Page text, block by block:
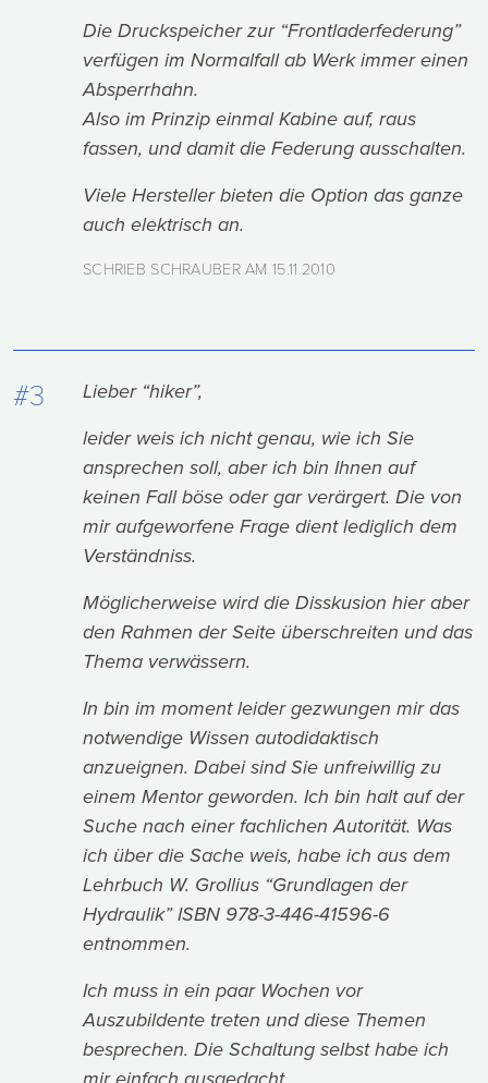
Die Druckspeicher zur “Frontladerfederung”
verfügen im Normalfall ab Werk immer einen
Absperrhahn.
Also im Prinzip einmal Kabine auf, raus
fassen, und damit die Federung ausschalten.
Viele Hersteller bieten die Option das ganze
auch elektrisch an.
SCHRIEB SCHRAUBER AM15.11.2010
#3
Lieber “hiker”,
leider weis ich nicht genau, wie ich Sie
ansprechen soll, aber ich bin Ihnen auf
keinen Fall böse oder gar verärgert. Die von
mir aufgeworfene Frage dient lediglich dem
Verständniss.
Möglicherweise wird die Disskusion hier aber
den Rahmen der Seite überschreiten und das
Thema verwässern.
In bin im moment leider gezwungen mir das
notwendige Wissen autodidaktisch
anzueignen. Dabei sind Sie unfreiwillig zu
einem Mentor geworden. Ich bin halt auf der
Suche nach einer fachlichen Autorität. Was
ich über die Sache weis, habe ich aus dem
Lehrbuch W. Grollius “Grundlagen der
Hydraulik” ISBN 978-3-446-41596-6
entnommen.
Ich muss in ein paar Wochen vor
Auszubildente treten und diese Themen
besprechen. Die Schaltung selbst habe ich